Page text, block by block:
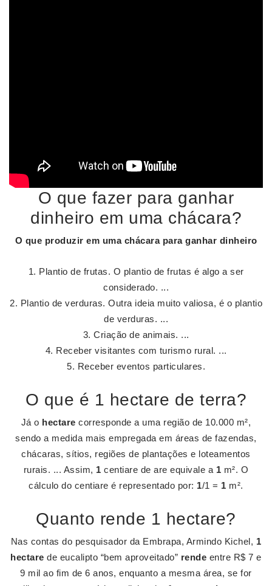
O que fazer para ganhar
dinheiro em uma chácara?
O que produzir em uma chácarapara ganhar dinheiro
Plantio de frutas. O plantio de frutas é algo a ser
considerado. ...
Plantio de verduras. Outra ideia muito valiosa, é o plantio
de verduras. ...
Criação de animais. ...
Receber visitantes com turismo rural. ...
Receber eventos particulares.
O que é 1 hectare de terra?
Já o hectare corresponde a uma região de 10.000 m²,
sendo a medida mais empregada em áreas de fazendas,
chácaras, sítios, regiões de plantações e loteamentos
rurais. ... Assim, 1 centiare de are equivale a 1 m². O
cálculo do centiare é representado por: 1/1 = 1 m².
Quanto rende 1 hectare?
Nas contas do pesquisador da Embrapa, Armindo Kichel, 1
hectare de eucalipto “bem aproveitado” rende entre R$ 7 e
9 mil ao fim de 6 anos, enquanto a mesma área, se for